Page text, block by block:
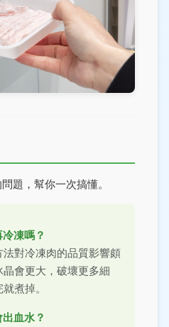
題，幫你一次搞懂。
凍嗎？
對冷凍肉的品質影響頗
會更大，破壞更多細
煮掉。
血水？